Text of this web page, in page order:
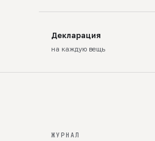
Декларация
на каждую вещь
ЖУРНАЛ